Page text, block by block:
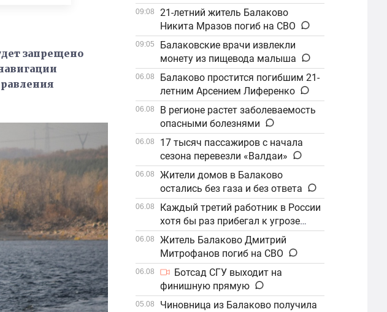
запрещено
09:08
21-летний житель Балаково
Никита Мразов погиб на СВО
09:05
Балаковские врачи извлекли
монету из пищевода малыша
06.08
Балаково простится погибшим 21-
летним Арсением Лиференко
06.08
В регионе растет заболеваемость
опасными болезнями
06.08
17 тысяч пассажиров с начала
сезона перевезли «Валдаи»
06.08
Жители домов в Балаково
остались без газа и без ответа
06.08
Каждый третий работник в России
хотя бы раз прибегал к угрозе
увольнения
06.08
Житель Балаково Дмитрий
Митрофанов погиб на СВО
06.08
Ботсад СГУ выходит на
финишную прямую
05.08
Чиновница из Балаково получила